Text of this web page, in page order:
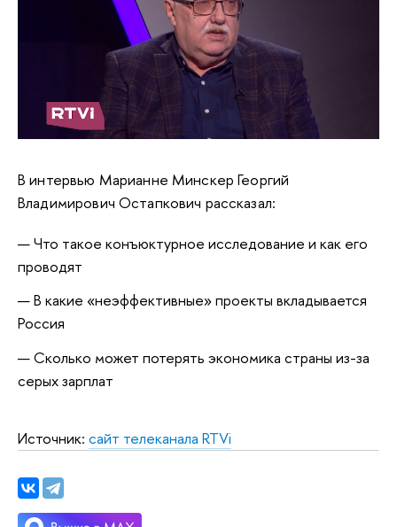
В интервью Марианне Минскер Георгий
Владимирович Остапкович рассказал:
Что такое конъюктурное исследование и как его
проводят
В какие «неэффективные» проекты вкладывается
Россия
Сколько может потерять экономика страны из-за
серых зарплат
Источник: сайт телеканала RTVi